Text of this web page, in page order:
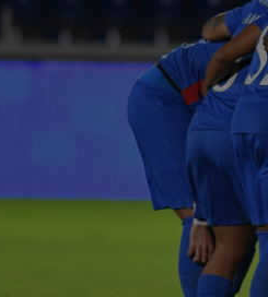
Acreditação